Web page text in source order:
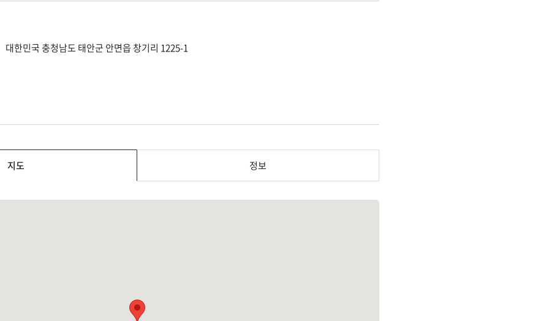
대한민국 충청남도 태안군 안면읍 창기리 1225-1
지도 정보